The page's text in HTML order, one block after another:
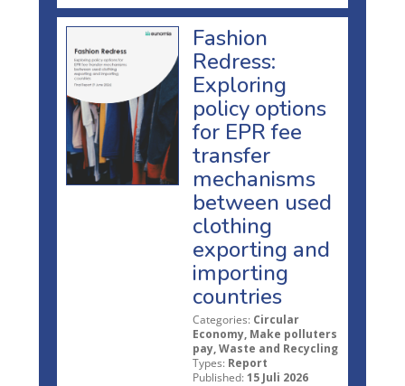
Fashion
Redress:
Exploring
policy options
for EPR fee
transfer
mechanisms
between used
clothing
exporting and
importing
countries
Categories: Circular
Economy, Make polluters
pay, Waste and Recycling
Types: Report
Published: 15 Juli 2026